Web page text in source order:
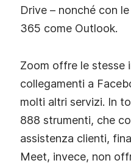
Drive – nonché con
365 come Outlook.
Zoom offre le stesse
collegamenti a
molti altri servizi. In
888 strumenti, che
assistenza clienti,
Meet, invece, non